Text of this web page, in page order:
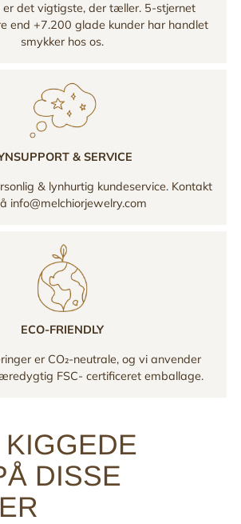
er det vigtigste, der tæller. 5-stjernet
end +7.200 glade kunder har handlet
smykker hos os.
& SERVICE
& lynhurtig kundeservice. Kontakt
info@melchiorjewelry.com
ECO-FRIENDLY
er CO₂-neutrale, og vi anvender
FSC- certificeret emballage.
DISSE